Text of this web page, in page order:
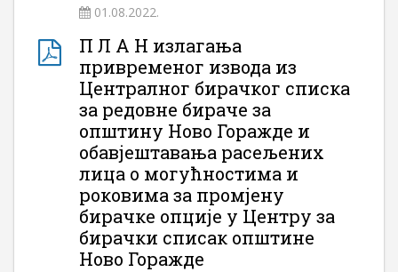
01.08.2022.
П Л А Н излагања
привременог извода из
Централног бирачког списка
за редовне бираче за
општину Ново Горажде и
обавјештавања расељених
лица о могућностима и
роковима за промјену
бирачке опције у Центру за
бирачки списак општине
Ново Горажде